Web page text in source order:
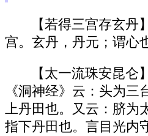
【若得三宫存玄丹
宫。玄丹，丹元；谓心
【太一流珠安昆仑
《洞神经》云：头为三
上丹田也。又云：脐为
指下丹田也。言目光内